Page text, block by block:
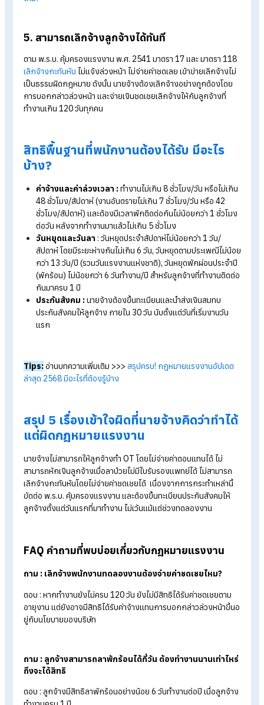
ใบรับรองแพทย์ได้
Tips:อ่านบทความเกี่ยวกับลาป่วยไม่มีใบรับรองแพทย์เพิ่มเติมได้
>>>ลาป่วยกี่วัน ต้องมีใบรับรองแพทย์ นายจ้างหักเงินได้ไหม?
4. ไม่ต้องขึ้นประกันสังคมให้พนักงานช่วงทดลอง
งาน
ตาม พ.ร.บ. ประกันสังคม พ.ศ. 2533 มาตรา 34
หากกิจการมีลูก
ตั้งแต่ 1 คนขึ้นไป และลูกจ้างมีสถานะเป็น “ลูกจ้างตามกฎหมาย”
นายจ้างมีหน้าที่ต้องขึ้นทะเบียนประกันสังคมภายใน 30 วัน นับจาก
ที่เริ่มจ้างงาน ไม่ว่าพนักงานจะอยู่ในช่วงทดลองงานหรือไม่ก็ตาม
Tips:อ่านบทความเกี่ยวกับจ่ายประกันสังคมช่วงทดลองงานเพิ่ม
ได้ที่ >>>นายจ้างไม่จ่ายประกันสังคมให้ลูกจ้างช่วงทดลองงานได้
ไหม?
ตาม พ.ร.บ. คุ้มครองแรงงาน พ.ศ. 2541 มาตรา 17 และ มาตรา
เลิกจ้างกะทันหันไม่แจ้งล่วงหน้า ไม่จ่ายค่าชดเลย เข้าข่ายเลิกจ้าง
การบอกกล่าวล่วงหน้า และจ่ายเงินชดเชยเลิกจ้างให้กับลูกจ้างที่
ทำงานเกิน 120 วันทุกคน
สิทธิพื้นฐานที่พนักงานต้องได้รับ มีอะไร
บ้าง?
ชั่วโมง/สัปดาห์) และต้องมีเวลาพักติดต่อกันไม่น้อยกว่า 1 ชั่วโ
ต่อวัน หลังจากทำงานมาแล้วไม่เกิน 5 ชั่วโมง
วันหยุดและวันลา: วันหยุดประจำสัปดาห์ไม่น้อยกว่า 1 วัน/
สัปดาห์ โดยมีระยะห่างกันไม่เกิน 6 วัน, วันหยุดตามประเพณีไม่
กว่า 13 วัน/ปี (รวมวันแรงงานแห่งชาติ), วันหยุดพักผ่อนประจ
(พักร้อน) ไม่น้อยกว่า 6 วันทำงาน/ปี สำหรับลูกจ้างที่ทำงานติ
ประกันสังคมให้ลูกจ้าง ภายใน 30 วัน นับตั้งแต่วันที่เริ่มงานวัน
แรก